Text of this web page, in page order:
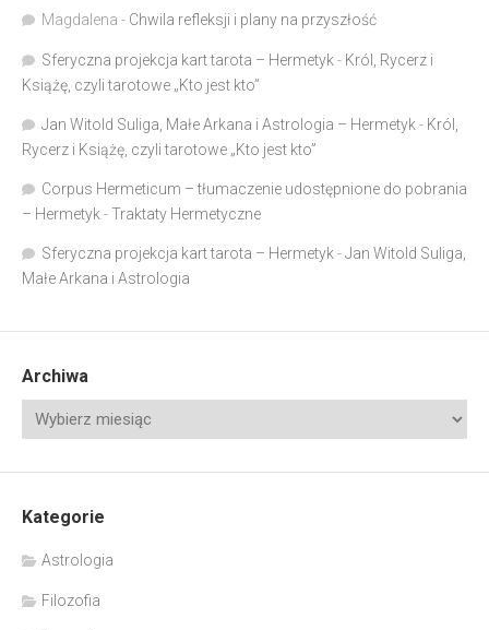
Magdalena - Chwila refleksji i plany na przyszłość
Sferyczna projekcja kart tarota – Hermetyk - Król, Rycerz i
Książę, czyli tarotowe „Kto jest kto”
Jan Witold Suliga, Małe Arkana i Astrologia – Hermetyk - Król,
Rycerz i Książę, czyli tarotowe „Kto jest kto”
Corpus Hermeticum – tłumaczenie udostępnione do pobrania
– Hermetyk -Traktaty Hermetyczne
Sferyczna projekcja kart tarota – Hermetyk -Jan Witold Suliga,
Małe Arkana i Astrologia
Archiwa
Kategorie
Astrologia
Filozofia